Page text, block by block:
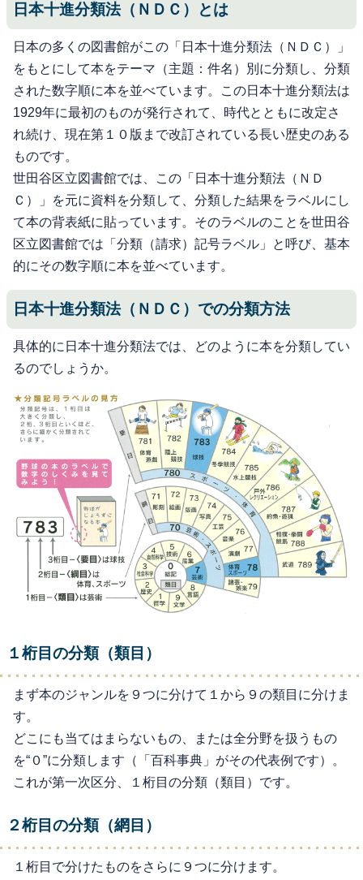
日本十進分類法（ＮＤＣ）とは
日本の多くの図書館がこの「日本十進分類法（ＮＤＣ）」
をもとにして本をテーマ（主題：件名）別に分類し、分類
された数字順に本を並べています。この日本十進分類法は
1929年に最初のものが発行されて、時代とともに改定さ
れ続け、現在第１０版まで改訂されている長い歴史のある
ものです。
世田谷区立図書館では、この「日本十進分類法（ＮＤ
Ｃ）」を元に資料を分類して、分類した結果をラベルにし
て本の背表紙に貼っています。そのラベルのことを世田谷
区立図書館では「分類（請求）記号ラベル」と呼び、基本
的にその数字順に本を並べています。
日本十進分類法（ＮＤＣ）での分類方法
具体的に日本十進分類法では、どのように本を分類してい
るのでしょうか。
１桁目の分類（類目）
まず本のジャンルを９つに分けて１から９の類目に分けま
す。
どこにも当てはまらないもの、または全分野を扱うもの
を“０”に分類します（「百科事典」がその代表例です）。
これが第一次区分、１桁目の分類（類目）です。
２桁目の分類（網目）
１桁目で分けたものをさらに９つに分けます。